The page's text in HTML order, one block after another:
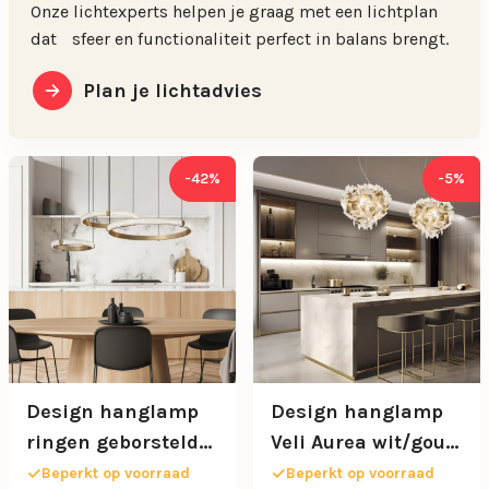
Onze lichtexperts helpen je graag met een lichtplan
dat sfeer en functionaliteit perfect in balans brengt.
Plan je lichtadvies
-42%
Design hanglamp
ringen geborsteld
goud met kristal
Beperkt op voorraad
-5%
Design hanglamp
Veli Aurea wit/goud
60 cm
Beperkt op voorraad